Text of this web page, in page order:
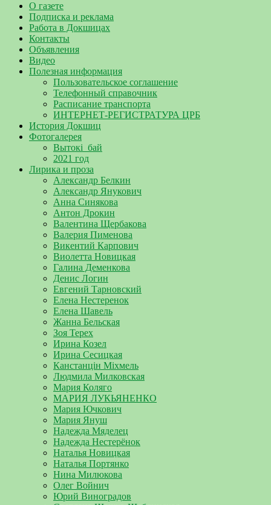
О газете
Подписка и реклама
Работа в Докшицах
Контакты
Объявления
Видео
Полезная информация
Пользовательское соглашение
Телефонный справочник
Расписание транспорта
ИНТЕРНЕТ-РЕГИСТРАТУРА ЦРБ
История Докшиц
Фотогалерея
Вытокі_бай
2021 год
Лирика и проза
Александр Белкин
Александр Янукович
Анна Синякова
Антон Дрокин
Валентина Щербакова
Валерия Пименова
Викентий Карпович
Виолетта Новицкая
Галина Деменкова
Денис Логин
Евгений Тарновский
Елена Нестеренок
Елена Шавель
Жанна Бельская
Зоя Терех
Ирина Козел
Ирина Сесицкая
Канстанцін Міхмель
Людмила Милковская
Мария Коляго
МАРИЯ ЛУКЬЯНЕНКО
Мария Ючкович
Мария Януш
Надежда Мяделец
Надежда Нестерёнок
Наталья Новицкая
Наталья Портянко
Нина Милюкова
Олег Войнич
Юрий Виноградов